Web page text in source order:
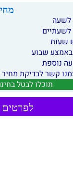
לשעה
לשעתיים
שעות
באמצע שבוע
נוספת
קשר לבדיקת מחיר
תוכלו לבטל
לפרטים